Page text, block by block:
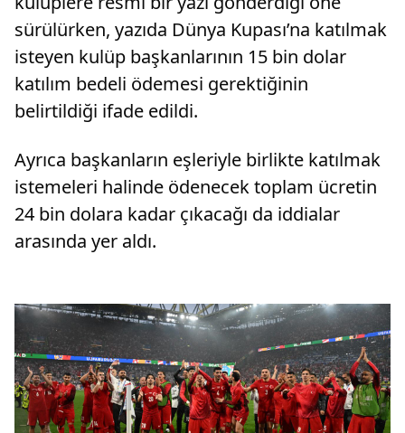
sürülürken, yazıda Dünya Kupası’na katılmak
isteyen kulüp başkanlarının 15 bin dolar
katılım bedeli ödemesi gerektiğinin
belirtildiği ifade edildi.
Ayrıca başkanların eşleriyle birlikte katılmak
istemeleri halinde ödenecek toplam ücretin
24 bin dolara kadar çıkacağı da iddialar
arasında yer aldı.